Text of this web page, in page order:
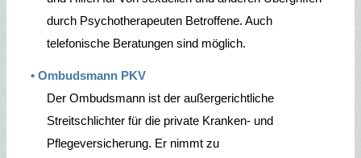
durch Psychotherapeuten Betroffene. Auch
telefonische Beratungen sind möglich.
• Ombudsmann PKV
Der Ombudsmann ist der außergerichtliche
Streitschlichter für die private Kranken- und
Pflegeversicherung. Er nimmt zu